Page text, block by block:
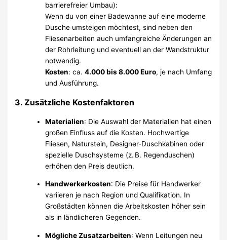
barrierefreier Umbau):
Wenn du von einer Badewanne auf eine moderne
Dusche umsteigen möchtest, sind neben den
Fliesenarbeiten auch umfangreiche Änderungen an
der Rohrleitung und eventuell an der Wandstruktur
notwendig.
Kosten: ca.4.000 bis 8.000 Euro, je nach Umfang
und Ausführung.
3.Zusätzliche Kostenfaktoren
Materialien: Die Auswahl der Materialien hat einen
großen Einfluss auf die Kosten. Hochwertige
Fliesen, Naturstein, Designer-Duschkabinen oder
spezielle Duschsysteme (z. B. Regenduschen)
erhöhen den Preis deutlich.
Handwerkerkosten: Die Preise für Handwerker
variieren je nach Region und Qualifikation. In
Großstädten können die Arbeitskosten höher sein
als in ländlicheren Gegenden.
Mögliche Zusatzarbeiten: Wenn Leitungen neu